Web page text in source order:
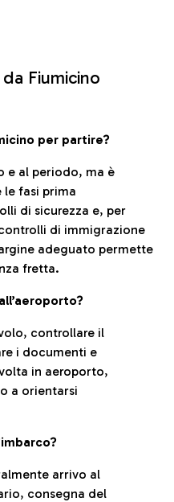
Fiumicino
per partire?
e al periodo, ma è
fasi prima
di sicurezza e, per
di immigrazione
adeguato permette
fretta.
controllare il
i documenti e
in aeroporto,
a orientarsi
arrivo al
consegna del